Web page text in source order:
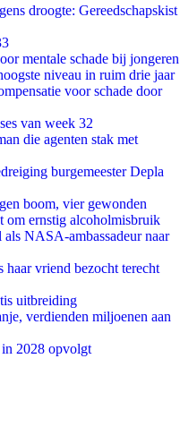
droogte: Gereedschapskist
mentale schade bij jongeren
niveau in ruim drie jaar
voor schade door
van week 32
die agenten stak met
burgemeester Depla
boom, vier gewonden
om ernstig alcoholmisbruik
NASA-ambassadeur naar
haar vriend bezocht terecht
uitbreiding
verdienden miljoenen aan
2028 opvolgt